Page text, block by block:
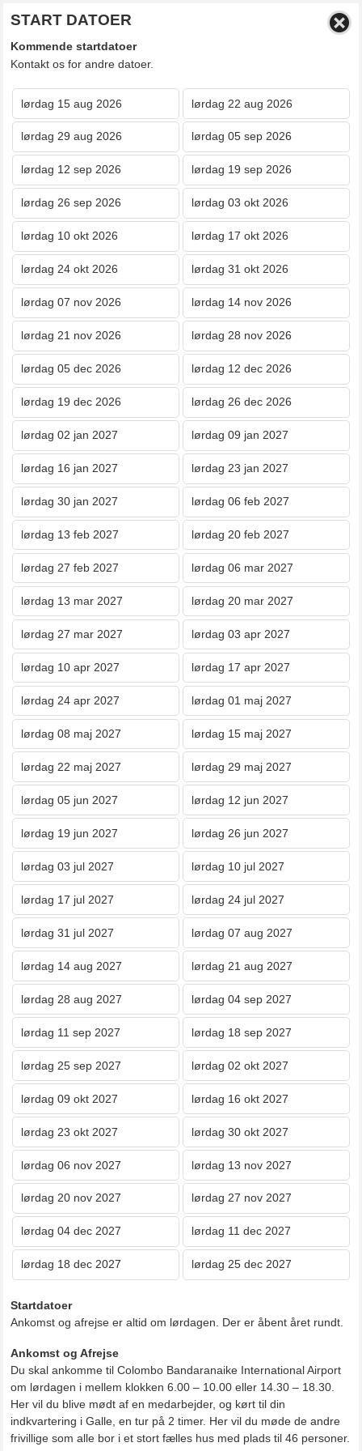
START DATOER
Kommende startdatoer
Kontakt os for andre datoer.
lørdag 15 aug 2026 lørdag 22 aug 2026
lørdag 29 aug 2026 lørdag 05 sep 2026
lørdag 12 sep 2026 lørdag 19 sep 2026
lørdag 26 sep 2026 lørdag 03 okt 2026
lørdag 10 okt 2026 lørdag 17 okt 2026
lørdag 24 okt 2026 lørdag 31 okt 2026
lørdag 07 nov 2026 lørdag 14 nov 2026
lørdag 21 nov 2026 lørdag 28 nov 2026
lørdag 05 dec 2026 lørdag 12 dec 2026
lørdag 19 dec 2026 lørdag 26 dec 2026
lørdag 02 jan 2027 lørdag 09 jan 2027
lørdag 16 jan 2027 lørdag 23 jan 2027
lørdag 30 jan 2027 lørdag 06 feb 2027
lørdag 13 feb 2027 lørdag 20 feb 2027
lørdag 27 feb 2027 lørdag 06 mar 2027
lørdag 13 mar 2027 lørdag 20 mar 2027
lørdag 27 mar 2027 lørdag 03 apr 2027
lørdag 10 apr 2027 lørdag 17 apr 2027
lørdag 24 apr 2027 lørdag 01 maj 2027
lørdag 08 maj 2027 lørdag 15 maj 2027
lørdag 22 maj 2027 lørdag 29 maj 2027
lørdag 05 jun 2027 lørdag 12 jun 2027
lørdag 19 jun 2027 lørdag 26 jun 2027
lørdag 03 jul 2027 lørdag 10 jul 2027
lørdag 17 jul 2027 lørdag 24 jul 2027
lørdag 31 jul 2027 lørdag 07 aug 2027
lørdag 14 aug 2027 lørdag 21 aug 2027
lørdag 28 aug 2027 lørdag 04 sep 2027
lørdag 11 sep 2027 lørdag 18 sep 2027
lørdag 25 sep 2027 lørdag 02 okt 2027
lørdag 09 okt 2027 lørdag 16 okt 2027
lørdag 23 okt 2027 lørdag 30 okt 2027
lørdag 06 nov 2027 lørdag 13 nov 2027
lørdag 20 nov 2027 lørdag 27 nov 2027
lørdag 04 dec 2027 lørdag 11 dec 2027
lørdag 18 dec 2027 lørdag 25 dec 2027
Startdatoer
Ankomst og afrejse er altid om lørdagen. Der er åbent året rundt.
Ankomst og Afrejse
Du skal ankomme til Colombo Bandaranaike International Airport
om lørdagen i mellem klokken 6.00 – 10.00 eller 14.30 – 18.30.
Her vil du blive mødt af en medarbejder, og kørt til din
indkvartering i Galle, en tur på 2 timer. Her vil du møde de andre
frivillige som alle bor i et stort fælles hus med plads til 46 personer.